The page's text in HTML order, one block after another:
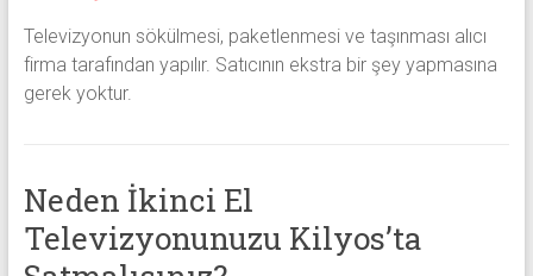
Televizyonun sökülmesi, paketlenmesi ve taşınması alıcı
firma tarafından yapılır. Satıcının ekstra bir şey yapmasına
gerek yoktur.
Neden İkinci El
Televizyonunuzu Kilyos’ta